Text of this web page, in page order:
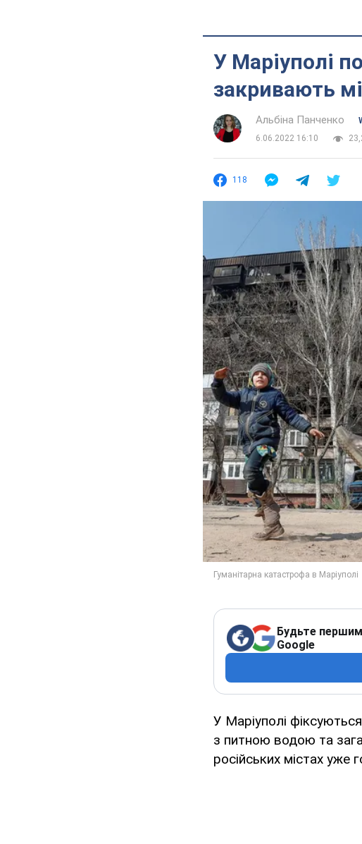
У Маріуполі
закривають
Альбіна Панченко
6.06.2022 16:10
118
Будьте
Google
У Маріуполі
з питною водою та
російських містах уже